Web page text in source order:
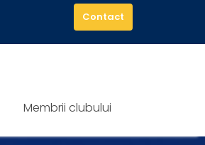
Contact
Membrii clubului